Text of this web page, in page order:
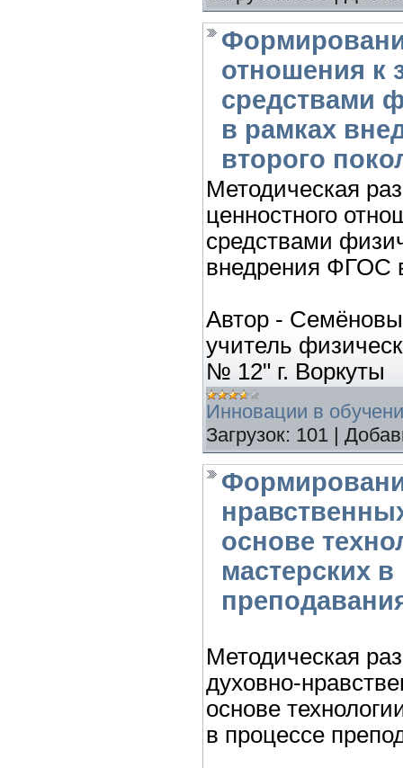
отношения к
средствами
в рамках
второго
Методическая
ценностного
средствами
внедрения ФГОС
Автор -
учитель
№ 12" г. Воркуты
Инновации в
Загрузок: 101
основе
мастерских
Методическая
духовно-
основе
в процессе